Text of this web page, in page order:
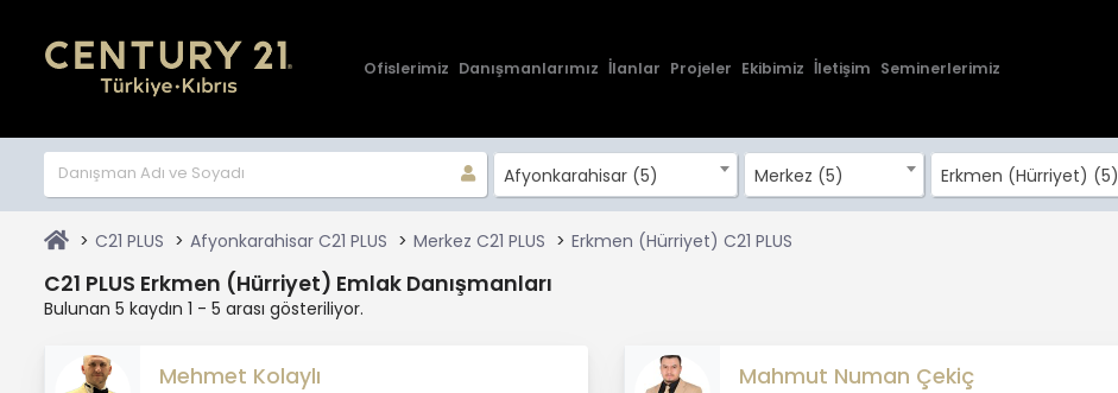
Ofislerimiz Danışmanlarımız İlanlar Projeler Ekibimiz İletişim Seminerlerimiz
Afyonkarahisar (5) Merkez (5) Erkmen (Hürriyet) (5)
C21 PLUS Afyonkarahisar C21 PLUS Merkez C21 PLUS Erkmen (Hürriyet) C21 PLUS
C21 PLUS Erkmen (Hürriyet) Emlak Danışmanları
Bulunan 5 kaydın 1 - 5 arası gösteriliyor.
Mehmet Kolaylı Mahmut Numan Çekiç